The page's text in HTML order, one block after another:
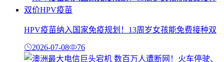
HPV疫苗纳入国家免疫规划！13周岁女孩能免费接种双
2026-07-08 76